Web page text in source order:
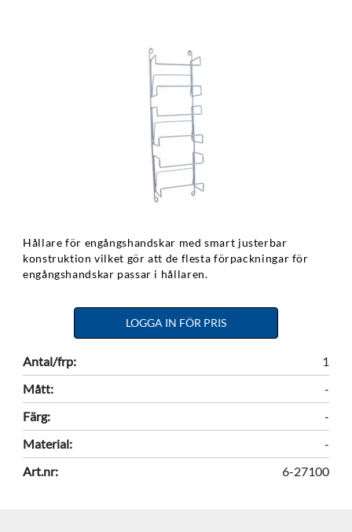
Hållare för engångshandskar med smart justerbar
konstruktion vilket gör att de flesta förpackningar för
engångshandskar passar i hållaren.
LOGGA IN FÖR PRIS
Antal/frp:
1
Mått:
-
Färg:
-
Material:
-
Art.nr:
6-27100